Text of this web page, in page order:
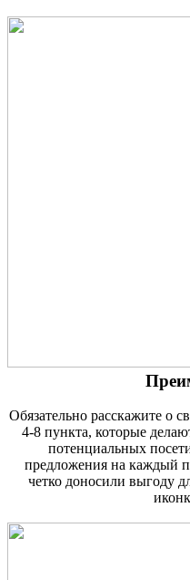
Обязательно расскажите о
4-8 пункта, которые
потенциальных
предложения на каждый
четко доносили выгоду